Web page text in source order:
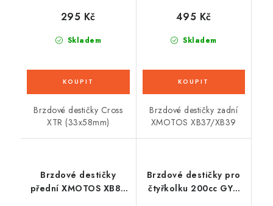
Skladem
295 Kč
Brzdové destičky Cross
XTR (33x58mm)
Skladem
495 Kč
Brzdové destičky zadní
XMOTOS XB37/XB39
Brzdové destičky
přední XMOTOS XB87
Brzdové destičky pro
čtyřkolku 200cc GY6